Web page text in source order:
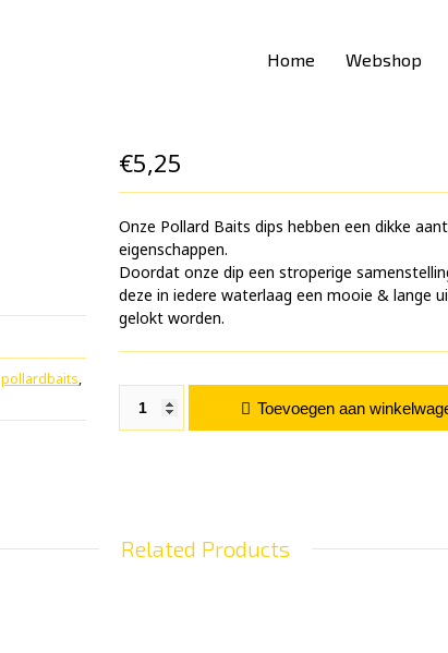
Home Webshop
pollardbaits,
€5,25
Onze Pollard Baits dips hebben een dikke
eigenschappen.
Doordat onze dip een stroperige
deze in iedere waterlaag een mooie & lange
gelokt worden.
Smooking Frutti 100 ML aantal
Toevoegen aan
Related Products